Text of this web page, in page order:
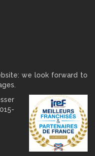
we look forward to